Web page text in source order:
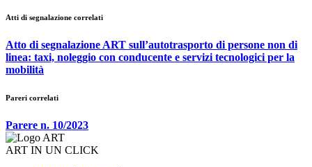
Atti di segnalazione correlati
Atto di segnalazione ART sull’autotrasporto di persone non di
linea: taxi, noleggio con conducente e servizi tecnologici per la
mobilità
Pareri correlati
Parere n. 10/2023
ART IN UN CLICK